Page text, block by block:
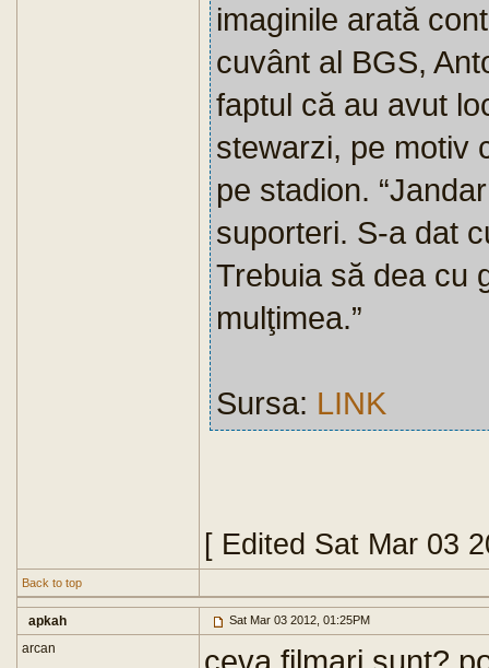
imaginile arată
cuvânt al BGS,
faptul că au avut
stewarzi, pe motiv
pe stadion.
suporteri. S-a dat
Trebuia să dea cu
mulţimea.”
Sursa: LINK
[ Edited Sat Mar 03
Back to top
apkah Sat Mar 03 2012, 01:25PM
arcan